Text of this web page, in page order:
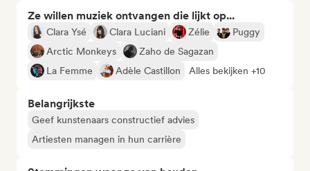
Ze willen muziek ontvangen die lijkt op...
Clara Ysé Clara Luciani Zélie
Puggy
Arctic Monkeys
Zaho de Sagazan
La Femme
Adèle Castillon Alles bekijken +10
Belangrijkste
Geef kunstenaars constructief advies
Artiesten managen in hun carrière